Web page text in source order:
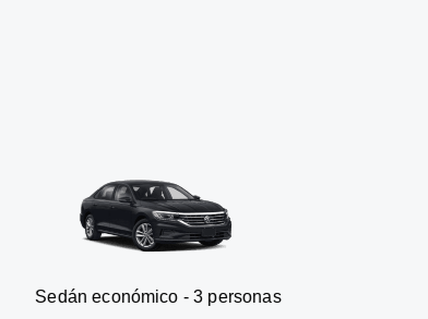
- 3 personas